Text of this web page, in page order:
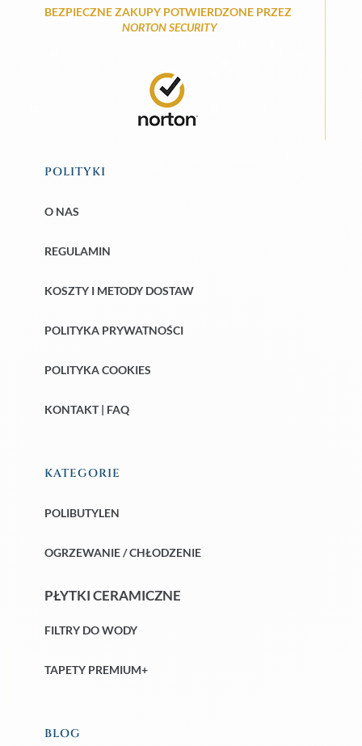
BEZPIECZNE ZAKUPY POTWIERDZONE PRZEZ
NORTON SECURITY
POLITYKI
O NAS
REGULAMIN
KOSZTY I METODY DOSTAW
POLITYKA PRYWATNOŚCI
POLITYKA COOKIES
KONTAKT | FAQ
KATEGORIE
POLIBUTYLEN
OGRZEWANIE / CHŁODZENIE
PŁYTKI CERAMICZNE
FILTRY DO WODY
TAPETY PREMIUM+
BLOG